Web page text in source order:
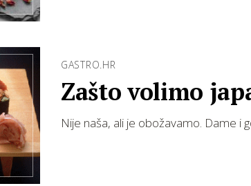
GASTRO.HR
Zašto volimo
Nije naša, ali je obožavamo. Dame i